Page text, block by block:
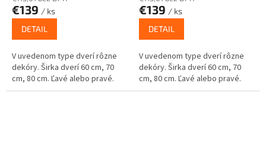
€139 / ks
DETAIL
V uvedenom type dverí rôzne
dekóry. Širka dverí 60 cm, 70
cm, 80 cm. Ľavé alebo pravé.
€139 / ks
DETAIL
V uvedenom type dverí rôzne
dekóry. Širka dverí 60 cm, 70
cm, 80 cm. Ľavé alebo pravé.